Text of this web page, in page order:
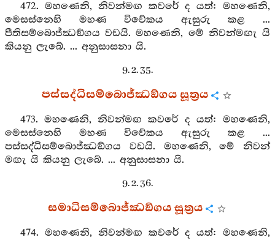
472. මහණෙනි, නිවන්මඟ කවරේ ද යත්: මහණෙනි,
මෙසස්නෙහි මහණ විවේකය ඇසුරු කළ ...
පීතිසම්බොජ්ඣඞ්ගය වඩයි. මහණෙනි, මේ නිවන්මඟැ යි
කියනු ලැබේ. ... අනුසාසනා යි.
9. 2. 35.
පස්සද්ධිසම්බොජ්ඣඞ්ගය සූත්‍රය
473. මහණෙනි, නිවන්මඟ කවරේ ද යත්: මහණෙනි,
මෙසස්නෙහි මහණ විවේකය ඇසුරු කළ ...
පස්සද්ධිසම්බොජ්ඣඞ්ගය වඩයි. මහණෙනි, මේ නිවන්
මඟැ යි කියනු ලැබේ. ... අනුසාසනා යි.
9. 2. 36.
සමාධිසම්බොජ්ඣඞ්ගය සූත්‍රය
474. මහණෙනි, නිවන්මඟ කවරේ ද යත්: මහණෙනි,